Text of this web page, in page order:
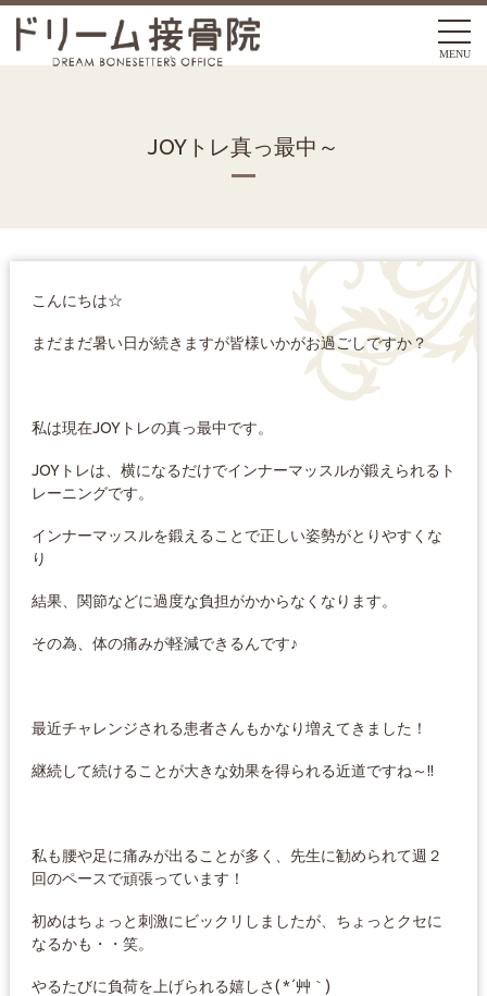
MENU
JOYトレ真っ最中～
こんにちは☆
まだまだ暑い日が続きますが皆様いかがお過ごしですか？
私は現在JOYトレの真っ最中です。
JOYトレは、横になるだけでインナーマッスルが鍛えられるト
レーニングです。
インナーマッスルを鍛えることで正しい姿勢がとりやすくな
り
結果、関節などに過度な負担がかからなくなります。
その為、体の痛みが軽減できるんです♪
最近チャレンジされる患者さんもかなり増えてきました！
継続して続けることが大きな効果を得られる近道ですね～!!
私も腰や足に痛みが出ることが多く、先生に勧められて週２
回のペースで頑張っています！
初めはちょっと刺激にビックリしましたが、ちょっとクセに
なるかも・・笑。
やるたびに負荷を上げられる嬉しさ( *´艸｀)